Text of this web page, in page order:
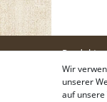
Produkte
Wir
unserer
auf